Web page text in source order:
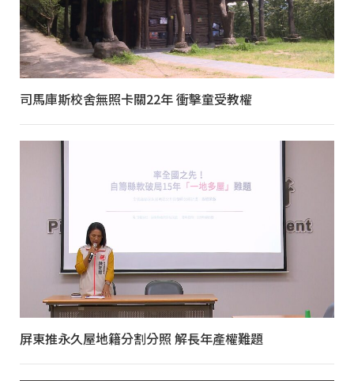
司馬庫斯校舍無照卡關22年 衝擊童受教權
屏東推永久屋地籍分割分照 解長年產權難題